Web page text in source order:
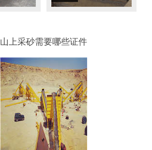
山上采砂需要哪些证件